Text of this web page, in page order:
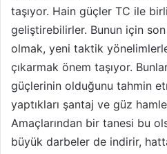
taşıyor. Hain güçler TC ile
geliştirebilirler. Bunun için son
olmak, yeni taktik yönelimlerle
çıkarmak önem taşıyor.
güçlerinin olduğunu tahmin
yaptıkları şantaj ve güz
Amaçlarından bir tanesi bu
büyük darbeler de indirir,